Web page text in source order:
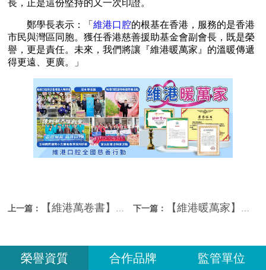
長，正是這份堅持的又一次印證。
鄭學長表示：「維港口腔的根基在香港，服務的是香港
市民與灣區同胞。獲任香港慈善援助基金會副會長，既是榮
譽，更是責任。未來，我們將讓『維港暖萬家』的溫暖傳遞
得更遠、更廣。」
上一篇： 【維港萬卷書】潮青會主席團走進維港口腔，共話醫療創新與行業發展 下一篇： 【維港暖萬家】植此青綠映母校，校友情深藥香濃
榮譽資質 合作品牌 監管單位